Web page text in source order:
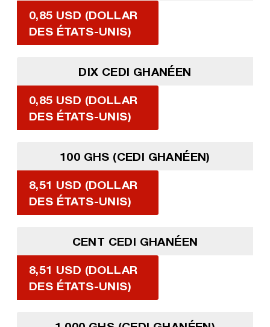
0,85 USD (DOLLAR
DES ÉTATS-UNIS)
DIX CEDI GHANÉEN
0,85 USD (DOLLAR
DES ÉTATS-UNIS)
100 GHS (CEDI GHANÉEN)
8,51 USD (DOLLAR
DES ÉTATS-UNIS)
CENT CEDI GHANÉEN
8,51 USD (DOLLAR
DES ÉTATS-UNIS)